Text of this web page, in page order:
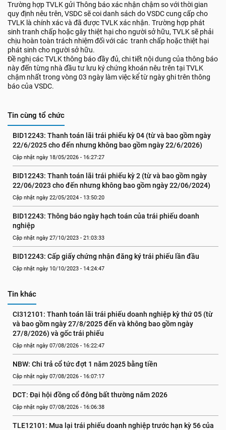
Trường hợp TVLK gửi Thông báo xác nhận chậm so với thời gian
quy định nêu trên, VSDC sẽ coi danh sách do VSDC cung cấp cho
TVLK là chính xác và đã được TVLK xác nhận. Trường hợp phát
sinh tranh chấp hoặc gây thiệt hại cho người sở hữu, TVLK sẽ phải
chịu hoàn toàn trách nhiệm đối với các tranh chấp hoặc thiệt hại
phát sinh cho người sở hữu.
Đề nghị các TVLK thông báo đầy đủ, chi tiết nội dung của thông báo
này đến từng nhà đầu tư lưu ký chứng khoán nêu trên tại TVLK
chậm nhất trong vòng 03 ngày làm việc kể từ ngày ghi trên thông
báo của VSDC.
Tin cùng tổ chức
BID12243: Thanh toán lãi trái phiếu kỳ 04 (từ và bao gồm ngày
22/6/2025 cho đến nhưng không bao gồm ngày 22/6/2026)
Cập nhật ngày 18/05/2026 - 16:27:27
BID12243: Thanh toán lãi trái phiếu kỳ 2 (từ và bao gồm ngày
22/06/2023 cho đến nhưng không bao gồm ngày 22/06/2024)
Cập nhật ngày 22/05/2024 - 13:50:20
BID12243: Thông báo ngày hạch toán của trái phiếu doanh
nghiệp
Cập nhật ngày 27/10/2023 - 21:03:33
BID12243: Cấp giấy chứng nhận đăng ký trái phiếu lần đầu
Cập nhật ngày 10/10/2023 - 14:24:47
Tin khác
CI312101: Thanh toán lãi trái phiếu doanh nghiệp kỳ thứ 05 (từ
và bao gồm ngày 27/8/2025 đến và không bao gồm ngày
27/8/2026) và gốc trái phiếu
Cập nhật ngày 07/08/2026 - 16:22:47
NBW: Chi trả cổ tức đợt 1 năm 2025 bằng tiền
Cập nhật ngày 07/08/2026 - 16:07:17
DCT: Đại hội đồng cổ đông bất thường năm 2026
Cập nhật ngày 07/08/2026 - 16:06:38
TLE12101: Mua lại trái phiếu doanh nghiệp trước hạn kỳ 56 của